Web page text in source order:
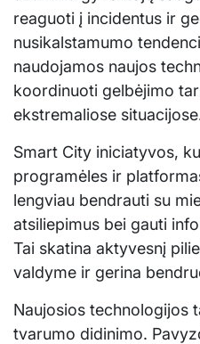
reaguoti į incidentus ir
nusikalstamumo
naudojamos naujos
koordinuoti gelbėjimo
ekstremaliose
Smart City iniciatyvos,
programėles ir
lengviau bendrauti su
atsiliepimus bei gauti
Tai skatina aktyvesnį
valdyme ir gerina
Naujosios technologijos
tvarumo didinimo.